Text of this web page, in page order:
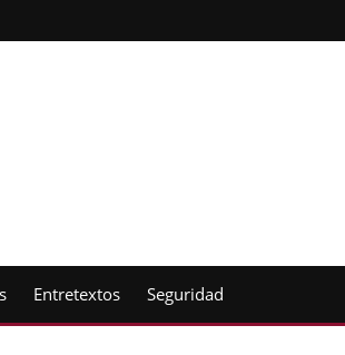
Entretextos Seguridad